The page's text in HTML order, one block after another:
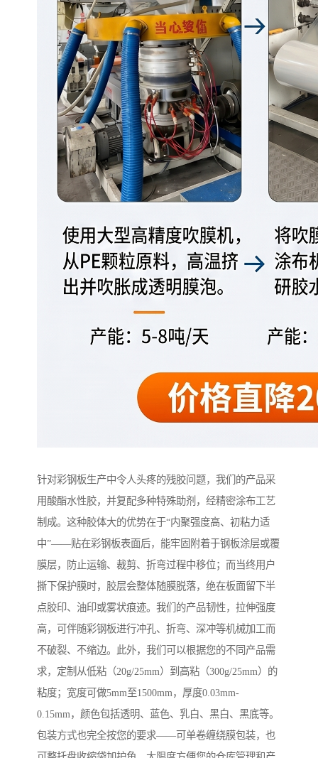
针对彩钢板生产中令人头疼的残胶问题，我们的产品采
用酸酯水性胶，并复配多种特殊助剂，经精密涂布工艺
制成。这种胶体大的优势在于“内聚强度高、初粘力适
中”——贴在彩钢板表面后，能牢固附着于钢板涂层或覆
膜层，防止运输、裁剪、折弯过程中移位；而当终用户
撕下保护膜时，胶层会整体随膜脱落，绝在板面留下半
点胶印、油印或雾状痕迹。我们的产品韧性，拉伸强度
高，可伴随彩钢板进行冲孔、折弯、深冲等机械加工而
不破裂、不缩边。此外，我们可以根据您的不同产品需
求，定制从低粘（20g/25mm）到高粘（300g/25mm）的
粘度；宽度可做5mm至1500mm，厚度0.03mm-
0.15mm，颜色包括透明、蓝色、乳白、黑白、黑底等。
包装方式也完全按您的要求——可单卷缠绕膜包装，也